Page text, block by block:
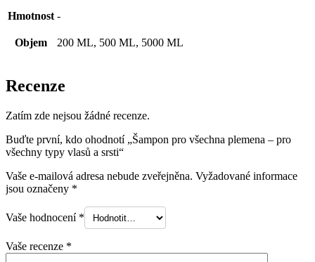
Hmotnost -
Objem 200 ML, 500 ML, 5000 ML
Recenze
Zatím zde nejsou žádné recenze.
Buďte první, kdo ohodnotí „Šampon pro všechna plemena – pro
všechny typy vlasů a srsti“
Vaše e-mailová adresa nebude zveřejněna. Vyžadované informace
jsou označeny *
Vaše hodnocení *
Vaše recenze *